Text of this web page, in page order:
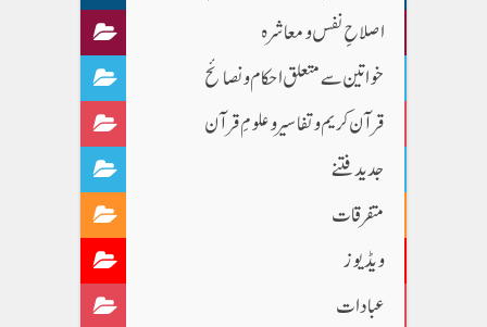
اصلاحِ نفس و معاشرہ
خواتین سے متعلق احکام و نصائح
قرآن کریم و تفاسیر و علومِ قرآن
جدید فتنے
متفرقات
ویڈیوز
عبادات